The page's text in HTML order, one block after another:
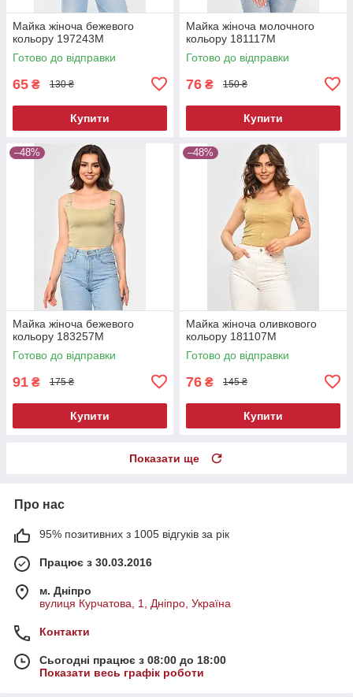
Майка жіноча бежевого
кольору 197243M
Готово до відправки
65 ₴ 130 ₴
Купити
Майка жіноча молочного
кольору 181117M
Готово до відправки
76 ₴ 150 ₴
Купити
–48%
Майка жіноча бежевого
кольору 183257M
Готово до відправки
91 ₴ 175 ₴
Купити
–48%
Майка жіноча оливкового
кольору 181107M
Готово до відправки
76 ₴ 145 ₴
Купити
Показати ще
Про нас
95% позитивних з 1005 відгуків за рік
Працює з 30.03.2016
м. Дніпро
вулиця Курчатова, 1, Дніпро, Україна
Контакти
Сьогодні працює з 08:00 до 18:00
Показати весь графік роботи